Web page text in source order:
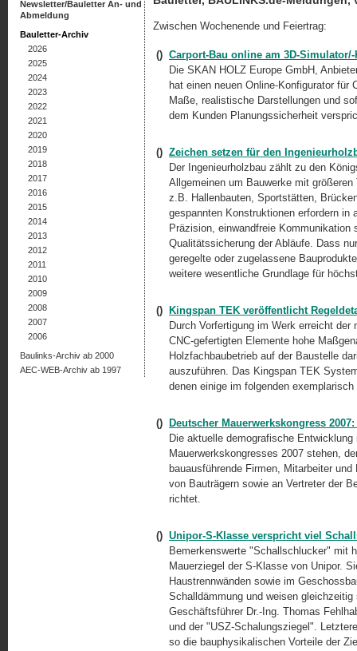
Zwischen Wochenende und Feiertrag:
() Carport-Bau online am 3D-
Die SKAN HOLZ Europe GmbH,
hat einen neuen Online-Konfigurator
Maße, realistische Darstellungen und
dem Kunden Planungssicherheit
() Zeichen setzen für den
Der Ingenieurholzbau zählt zu den
Allgemeinen um Bauwerke mit
z.B. Hallenbauten, Sportstätten,
gespannten Konstruktionen erfordern in
Präzision, einwandfreie
Qualitätssicherung der Abläufe. Dass
geregelte oder zugelassene
weitere wesentliche Grundlage für
()
Kingspan TEK veröffentlicht
Durch Vorfertigung im Werk erreicht
CNC-gefertigten Elemente hohe
Holzfachbaubetrieb auf der Baustelle
auszuführen. Das Kingspan TEK
denen einige im folgenden
()
Deutscher Mauerwerkskongress
Die aktuelle demografische
Mauerwerkskongresses 2007 stehen,
bauausführende Firmen, Mitarbeiter
von Bauträgern sowie an Vertreter der
richtet.
() Unipor-S-Klasse verspricht viel
Bemerkenswerte "Schallschlucker" mit
Mauerziegel der S-Klasse von Unipor.
Haustrennwänden sowie im
Schalldämmung und weisen
Geschäftsführer Dr.-Ing. Thomas
und der "USZ-Schalungsziegel".
so die bauphysikalischen Vorteile der
Newsletter/Bauletter An- und
Abmeldung
Bauletter-Archiv
2026
2025
2024
2023
2022
2021
2020
2019
2018
2017
2016
2015
2014
2013
2012
2011
2010
2009
2008
2007
2006
Baulinks-Archiv ab 2000
AEC-WEB-Archiv ab 1997